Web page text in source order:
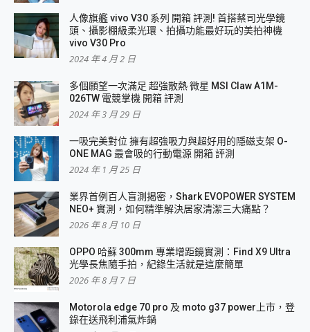
人像旗艦 vivo V30 系列 開箱 評測! 首搭蔡司光學鏡
頭、攝影棚級柔光環、拍攝功能最好玩的美拍神機
vivo V30 Pro
2024 年 4 月 2 日
多個願望一次滿足 超強散熱 微星 MSI Claw A1M-
026TW 電競掌機 開箱 評測
2024 年 3 月 29 日
一吸完美對位 擁有超強吸力與超好用的隱磁支架 O-
ONE MAG 最會吸的行動電源 開箱 評測
2024 年 1 月 25 日
業界首例百人盲測揭密，Shark EVOPOWER SYSTEM
NEO+ 實測，如何精準解決居家清潔三大痛點？
2026 年 8 月 10 日
OPPO 哈蘇 300mm 專業增距鏡實測：Find X9 Ultra
光學長焦隨手拍，紀錄生活就是這麼簡單
2026 年 8 月 7 日
Motorola edge 70 pro 及 moto g37 power上市，登
錄在送飛利浦氣炸鍋